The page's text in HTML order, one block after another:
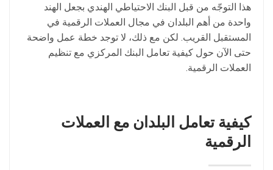
هذا التوجّه من قبل البنك الاحتياطي الهندي بجعل الهند
واحدة من أهم البلدان في مجال العملات الرقمية في
المستقبل القريب. لكن مع ذلك، لا توجد خطة عمل واضحة
حتى الآن حول كيفية تعامل البنك المركزي مع تنظيم
العملات الرقمية.
كيفية تعامل البلدان مع العملات
الرقمية